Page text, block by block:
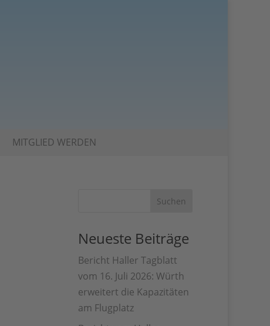
MITGLIED WERDEN
Neueste Beiträge
Bericht Haller Tagblatt
vom 16. Juli 2026: Würth
erweitert die Kapazitäten
am Flugplatz